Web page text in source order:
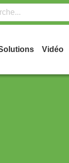
Vidéo